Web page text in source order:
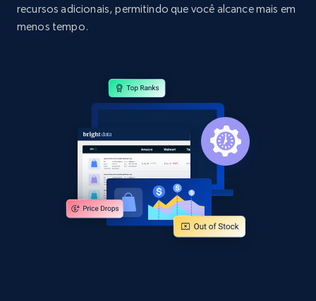
2.1K+ 355+ Comece agora
Home Depot US - Discover products by
specified URL
URL, Domain, Country code, Model number,
Sku, Product id, Product name, Manufacturer,
and more.
355+ Comece agora
recursos adicionais, permitindo que você alcance mais em
menos tempo.